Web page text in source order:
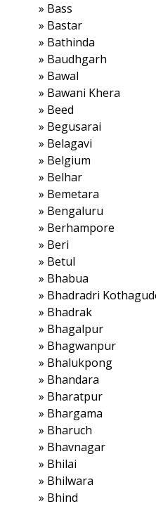
» Bass
» Bastar
» Bathinda
» Baudhgarh
» Bawal
» Bawani Khera
» Beed
» Begusarai
» Belagavi
» Belgium
» Belhar
» Bemetara
» Bengaluru
» Berhampore
» Beri
» Betul
» Bhabua
» Bhadradri
» Bhadrak
» Bhagalpur
» Bhagwanpur
» Bhalukpong
» Bhandara
» Bharatpur
» Bhargama
» Bharuch
» Bhavnagar
» Bhilai
» Bhilwara
» Bhind